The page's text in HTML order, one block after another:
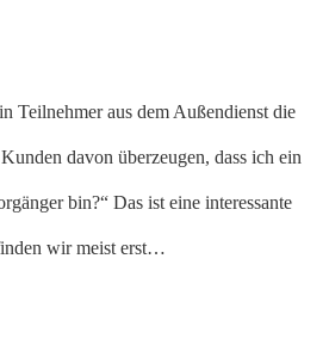
Teilnehmer aus dem Außendienst die
davon überzeugen, dass ich ein
bin?“ Das ist eine interessante
wir meist erst…